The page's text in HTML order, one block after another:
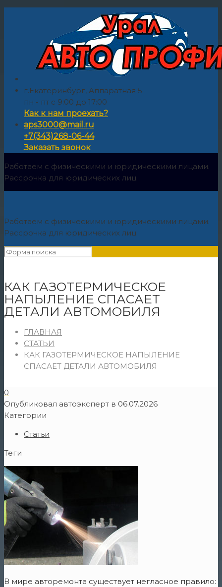
г.Екатеринбург, Аппаратная 5
пн - пт с 9:00 до 17:00
Как к нам проехать?
aps3000@mail.ru
+7(343)268-06-44
Заказать звонок
Работаем с физическими и юридическими лицами.
Рассрочка для юридических лиц.
Работаем с физическими и юридическими лицами.
Рассрочка для юридических лиц.
КАК ГАЗОТЕРМИЧЕСКОЕ
НАПЫЛЕНИЕ СПАСАЕТ
ДЕТАЛИ АВТОМОБИЛЯ
ГЛАВНАЯ
СТАТЬИ
КАК ГАЗОТЕРМИЧЕСКОЕ НАПЫЛЕНИЕ
СПАСАЕТ ДЕТАЛИ АВТОМОБИЛЯ
0
Опубликовал автоэксперт в 06.07.2026
Категории
Статьи
Теги
В мире авторемонта существует негласное правило: